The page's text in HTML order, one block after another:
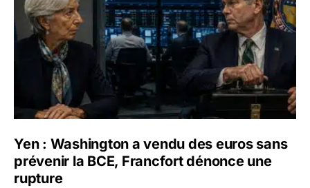
Yen : Washington a vendu des euros sans
prévenir la BCE, Francfort dénonce une
rupture